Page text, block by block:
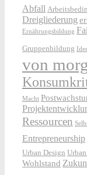
Abfall
Dreigliederung
Ernährungsbildung
Gruppenbildung
von
Macht
Ressourcen
Entrepreneurship
Urban Design
Wohlstand